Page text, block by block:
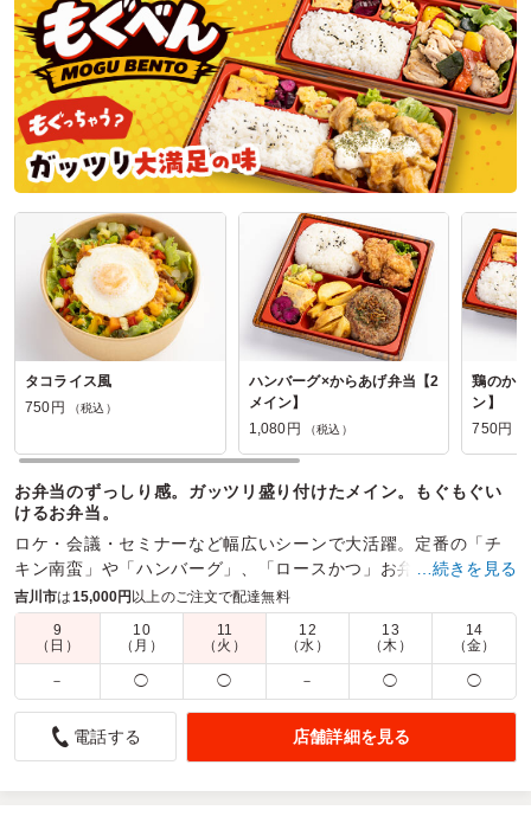
と思っています｡
ご利用シーン：神社の行事
参加者の年齢：60代以上男女比：男性多め
埼玉県吉川市下内川2022/07/12
坂膳の口コミをもっと見る
タコライス風
750円
（税込）
ハンバーグ×からあげ弁当【2
メイン】
1,080円
（税込）
鶏のか
ン】
750円
お弁当のずっしり感。ガッツリ盛り付けたメイン。もぐもぐい
けるお弁当。
ロケ・会議・セミナーなど幅広いシーンで大活躍。定番の「チ
キン南蛮」や「ハンバーグ」、「ロースかつ」お弁当に人気の
お料理を揃えています。大満足必至の”新ロケ弁”です。
商品数： 締切日時： 1日前13:00 価格帯：
750円～1,180円
配達時間：
5:00～21:00
会議用のお弁当に
4.0
…続きを見る
吉川市は15,000円以上のご注文で配達無料
9
（日）
10
（月）
11
（火）
12
（水）
13
（木）
14
（金）
－ ◯ ◯ － ◯ ◯
電話する 店舗詳細を見る